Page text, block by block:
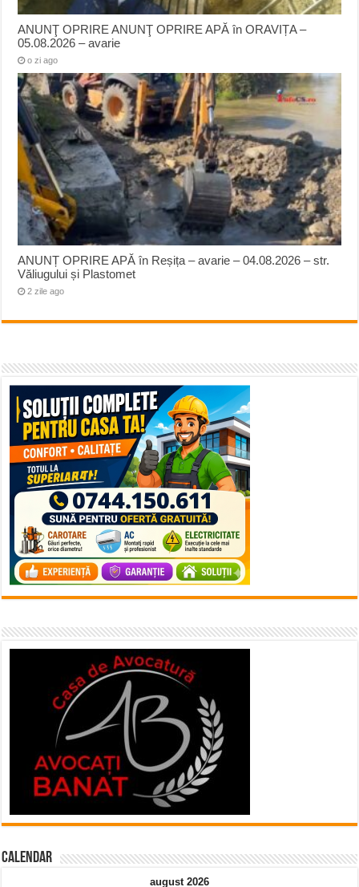
ANUNŢ OPRIRE ANUNŢ OPRIRE APĂ în ORAVIȚA –
05.08.2026 – avarie
o zi ago
ANUNȚ OPRIRE APĂ în Reșița – avarie – 04.08.2026 – str.
Văliugului și Plastomet
2 zile ago
Calendar
august 2026